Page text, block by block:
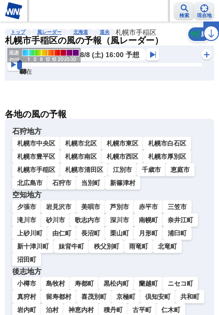
検索 現在地
雨雲レーダー 台風情報 地震情報 警報・注意報 2週間天気 ラ
トップ 風レーダー 北海道 道央 札幌市手稲区
札幌市手稲区の風の予報（風レーダー）
風
8/8 (土) 16:00 予想
現在
6h
12
24
36
48
60
72
各地の風の予報
石狩地方
札幌市中央区 札幌市北区 札幌市東区
札幌市白石区
札幌市豊平区
札幌市南区 札幌市西区
札幌市厚別区
札幌市手稲区
札幌市清田区 江別市 千歳市
恵庭市
北広島市
石狩市 当別町 新篠津村
空知地方
夕張市 岩見沢市 美唄市 芦別市 赤平市
三笠市
滝川市
砂川市 歌志内市 深川市 南幌町
奈井江町
上砂川町
由仁町 長沼町 栗山町 月形町
浦臼町
新十津川町
妹背牛町 秩父別町 雨竜町
北竜町
沼田町
後志地方
小樽市 島牧村 寿都町 黒松内町 蘭越町
ニセコ町
真狩村
留寿都村 喜茂別町 京極町 倶知安町
共和町
岩内町
泊村 神恵内村 積丹町 古平町
仁木町